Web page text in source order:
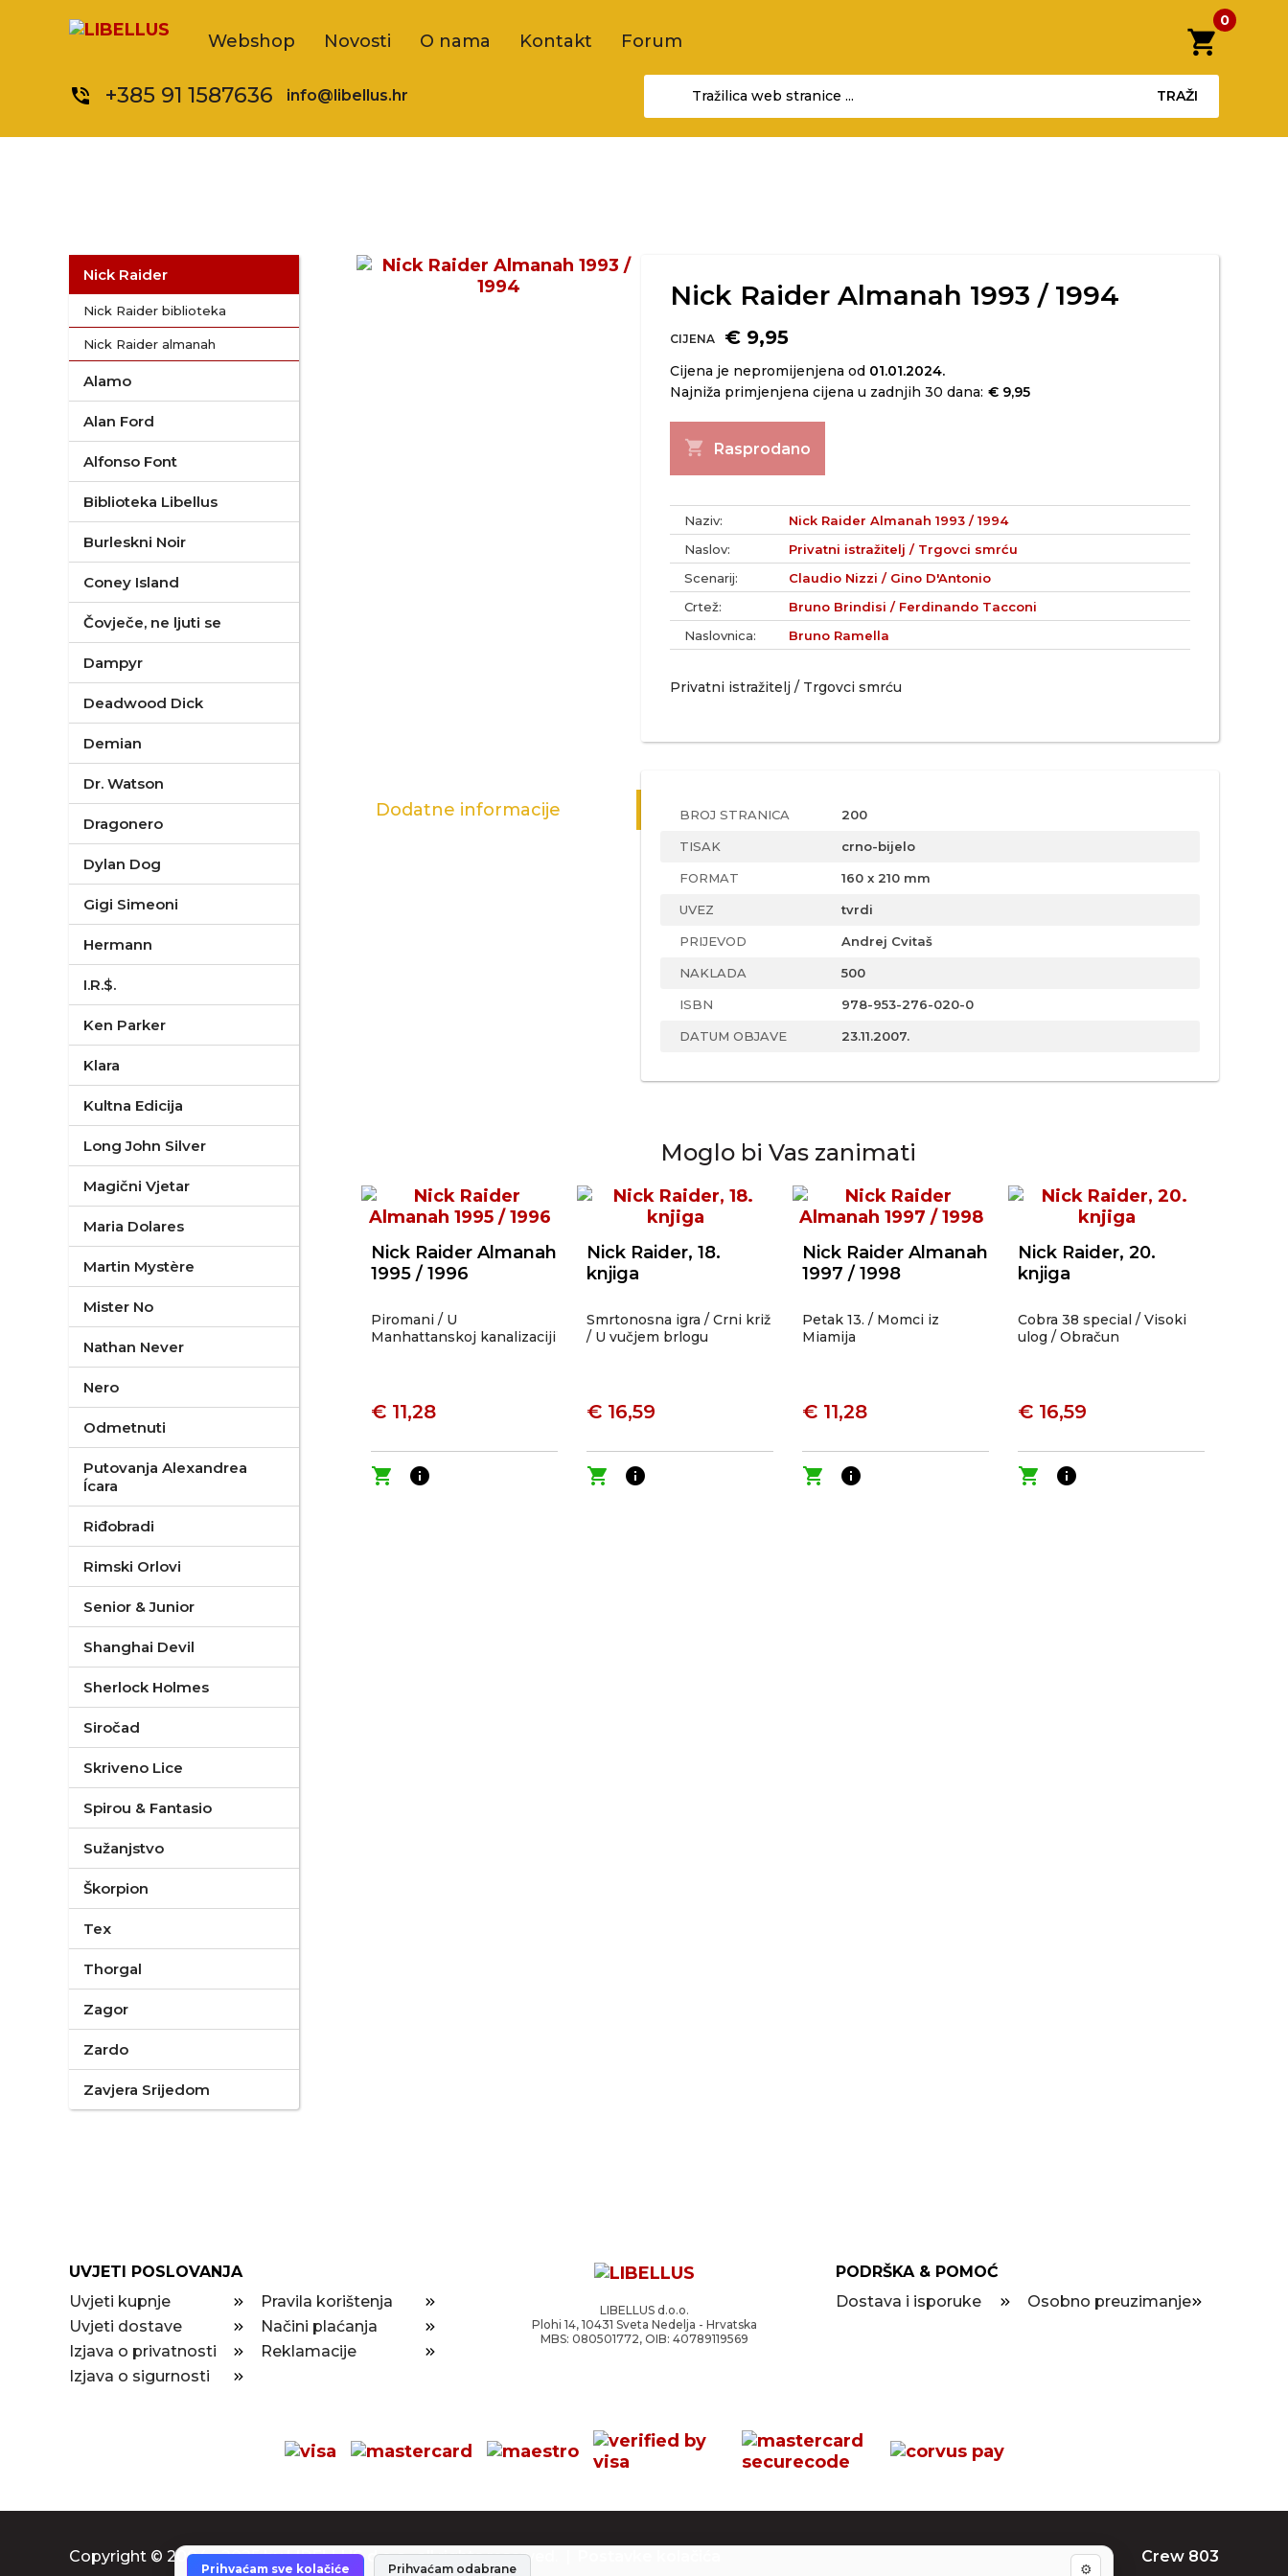
Webshop Novosti O nama Kontakt Forum shopping_cart
0
phone_in_talk +385 91 1587636 info@libellus.hr TRAŽI
Nick Raider
Nick Raider biblioteka
Nick Raider almanah
Alamo
Alan Ford
Alfonso Font
Biblioteka Libellus
Burleskni Noir
Coney Island
Čovječe, ne ljuti se
Dampyr
Deadwood Dick
Demian
Dr. Watson
Dragonero
Dylan Dog
Gigi Simeoni
Hermann
I.R.$.
Ken Parker
Klara
Kultna Edicija
Long John Silver
Magični Vjetar
Maria Dolares
Martin Mystère
Mister No
Nathan Never
Nero
Odmetnuti
Putovanja Alexandrea
Ícara
Riđobradi
Rimski Orlovi
Senior & Junior
Shanghai Devil
Sherlock Holmes
Siročad
Skriveno Lice
Spirou & Fantasio
Sužanjstvo
Škorpion
Tex
Thorgal
Zagor
Zardo
Zavjera Srijedom
Nick Raider Almanah 1993 / 1994
CIJENA € 9,95
Cijena je nepromijenjena od 01.01.2024.
Najniža primjenjena cijena u zadnjih 30 dana: € 9,95
shopping_cart Rasprodano
Naziv:
Nick Raider Almanah 1993 / 1994
Naslov:
Privatni istražitelj / Trgovci smrću
Scenarij:
Claudio Nizzi / Gino D'Antonio
Crtež:
Bruno Brindisi / Ferdinando Tacconi
Naslovnica:
Bruno Ramella
Privatni istražitelj / Trgovci smrću
Dodatne informacije BROJ STRANICA 200
TISAK crno-bijelo
FORMAT 160 x 210 mm
UVEZ tvrdi
PRIJEVOD Andrej Cvitaš
NAKLADA 500
ISBN 978-953-276-020-0
DATUM OBJAVE 23.11.2007.
Moglo bi Vas zanimati
Nick Raider Almanah
1995 / 1996
Piromani / U
Manhattanskoj kanalizaciji
€ 11,28
shopping_cart info
Nick Raider, 18.
knjiga
Smrtonosna igra / Crni križ
/ U vučjem brlogu
€ 16,59
shopping_cart info
Nick Raider Almanah
1997 / 1998
Petak 13. / Momci iz
Miamija
€ 11,28
shopping_cart info
Nick Raider, 20.
knjiga
Cobra 38 special / Visoki
ulog / Obračun
€ 16,59
shopping_cart info
UVJETI POSLOVANJA
Uvjeti kupnje
Pravila korištenja
Uvjeti dostave
Načini plaćanja
Izjava o privatnosti
Reklamacije
Izjava o sigurnosti
LIBELLUS d.o.o.
Plohi 14, 10431 Sveta Nedelja - Hrvatska
MBS: 080501772, OIB: 40789119569
PODRŠKA & POMOĆ
Dostava i isporuke
Osobno preuzimanje
Copyright © 2004 - 2025by LIBELLUS d.o.o., all rights reserved. | Crew 803
Prihvaćam sve kolačiće Prihvaćam odabrane ⚙